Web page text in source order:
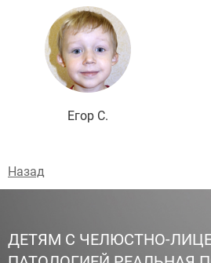
Егор С.
Назад
ДЕТЯМ С ЧЕЛЮСТНО-